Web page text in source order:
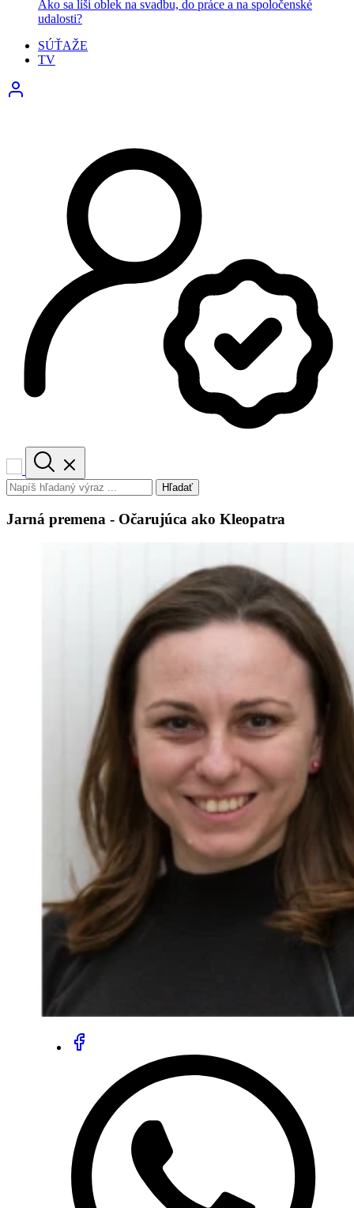
Ako sa líši oblek na svadbu, do práce a na spoločenské
udalosti?
SÚŤAŽE
TV
Hľadať
Jarná premena - Očarujúca ako Kleopatra